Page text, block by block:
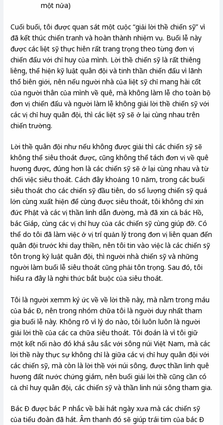
một nửa)
Cuối buổi, tôi được quan sát một cuộc “giải lời thề chiến sỹ” vì
đã kết thúc chiến tranh và hoàn thành nhiệm vụ. Buổi lễ này
được các liệt sỹ thực hiên rất trang trọng theo từng đơn vị
chiến đấu với chỉ huy của mình. Lời thề chiến sỹ là rất thiêng
liêng, thể hiện kỹ luật quân đội và tinh thần chiến đấu vì lãnh
thổ biên giới, nên nếu người nhà của liệt sỹ chỉ mang hài cốt
của người thân của mình về quê, mà không làm lễ cho toàn bộ
đơn vị chiến đấu và người làm lễ không giải lời thề chiến sỹ với
các vị chỉ huy quân đội, thì các liệt sỹ sẽ ở lại cùng nhau trên
chiến trường.
Lời thề quân đội như nếu không được giải thì các chiến sỹ sẽ
không thể siêu thoát được, cũng không thể tách đơn vị về quê
hương được, đúng hơn là các chiến sỹ sẽ ở lại cùng nhau và từ
chối việc siêu thoát. Cách đây khoảng 10 năm, trong các buổi
siêu thoát cho các chiến sỹ đầu tiên, do số lượng chiến sỹ quá
lớn cùng xuất hiện để cùng được siêu thoát, tôi không chỉ xin
đức Phật và các vị thần linh dẫn đường, mà đã xin cả bác Hồ,
bác Giáp, cùng các vị chỉ huy của các chiến sỹ cùng giúp đỡ. Có
thể do tôi đã làm việc ở vị trí quản lý trong đơn vị liên quan đến
quân đội trước khi dạy thiền, nên tôi tin vào việc là các chiến sỹ
tôn trọng kỷ luật quân đội, thì người nhà chiến sỹ và những
người làm buổi lễ siêu thoát cũng phải tôn trọng. Sau đó, tôi
hiểu ra đây là nghi thức bắt buộc của siêu thoát.
Tôi là người xemm ký ức về về lời thề này, mà nằm trong máu
của bác Đ, nên trong nhóm chữa tôi là người duy nhất tham
gia buổi lễ này. Không rõ vì lý do nào, tôi luôn luôn là người
giải lời thề của các ca chữa siêu thoát. Tôi đoán là vì tôi giữ
một kết nối nào đó khá sâu sắc với sông núi Việt Nam, mà các
lời thề này thực sự không chỉ là giữa các vị chỉ huy quân đội với
các chiến sỹ, mà còn là lời thề với núi sông, được thần linh quê
hương đất nước chứng giám, nên buổi giải lời thề cũng cần có
cả chỉ huy quân đội, các chiến sỹ và thần linh núi sông tham gia.
Bác Đ được bác P nhắc về bài hát ngày xưa mà các chiến sỹ
của tiểu đoàn đã hát. Âm thanh đó sẽ giúp trái tim của bác Đ